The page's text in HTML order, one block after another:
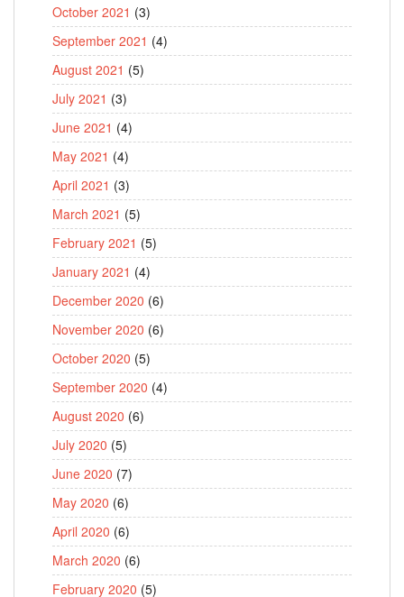
October 2021 (3)
September 2021 (4)
August 2021 (5)
July 2021 (3)
June 2021 (4)
May 2021 (4)
April 2021 (3)
March 2021 (5)
February 2021 (5)
January 2021 (4)
December 2020 (6)
November 2020 (6)
October 2020 (5)
September 2020 (4)
August 2020 (6)
July 2020 (5)
June 2020 (7)
May 2020 (6)
April 2020 (6)
March 2020 (6)
February 2020 (5)